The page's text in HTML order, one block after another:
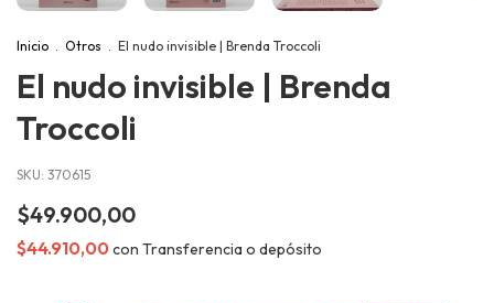
Inicio . Otros . El nudo invisible | Brenda Troccoli
El nudo invisible | Brenda
Troccoli
SKU: 370615
$49.900,00
$44.910,00 con Transferencia o depósito